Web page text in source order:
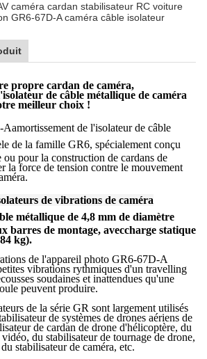
caméra cardan stabilisateur RC voiture
GR6-67D-A caméra câble isolateur
propre cardan de caméra,
de câble métallique de caméra
meilleur choix !
Aamortissement de l'isolateur de câble
de la famille GR6, spécialement conçu
pour la construction de cardans de
la force de tension contre le mouvement
de vibrations de caméra
métallique de 4,8 mm de diamètre
barres de montage, aveccharge statique
kg).
de l'appareil photo GR6-67D-A
vibrations rythmiques d'un travelling
soudaines et inattendues qu'une
peuvent produire.
de la série GR sont largement utilisés
de systèmes de drones aériens de
de cardan de drone d'hélicoptère, du
du stabilisateur de tournage de drone,
stabilisateur de caméra, etc.